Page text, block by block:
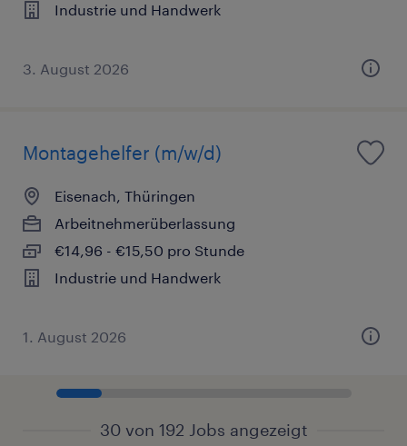
Industrie und Handwerk
3. August 2026
Montagehelfer (m/w/d)
Eisenach, Thüringen
Arbeitnehmerüberlassung
€14,96 - €15,50 pro Stunde
Industrie und Handwerk
1. August 2026
30 von 192 Jobs angezeigt